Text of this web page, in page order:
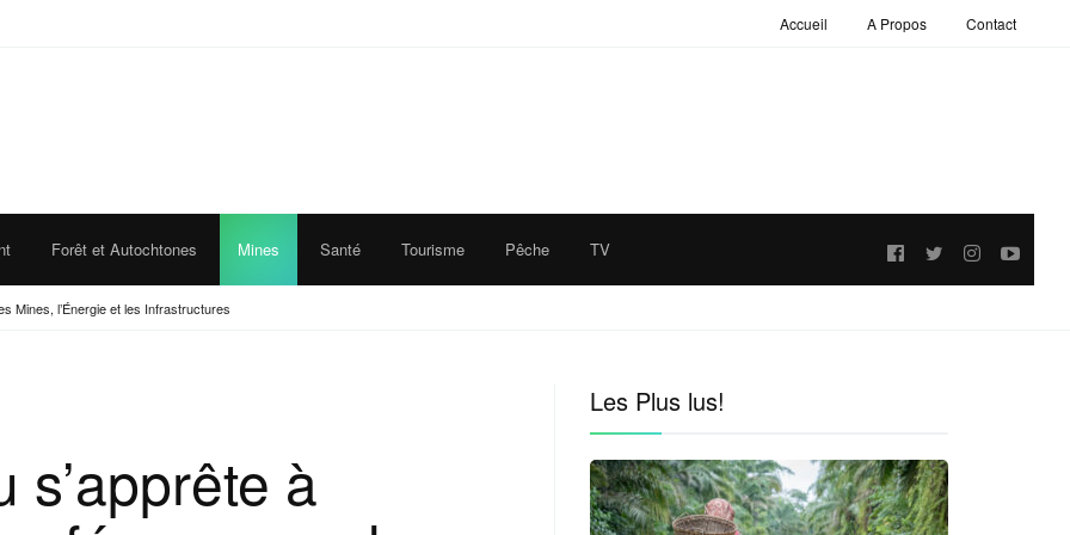
Accueil A Propos Contact
Forêt et Autochtones Mines Santé Tourisme Pêche TV Follow
Mines, l’Énergie et les Infrastructures
s’apprête à
Les Plus lus!